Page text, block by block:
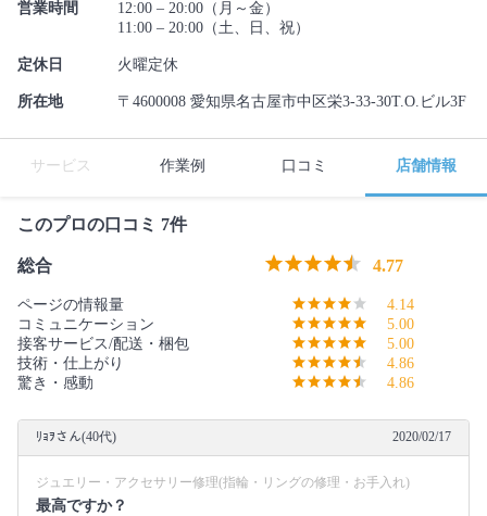
営業時間
12:00 – 20:00（月～金）
11:00 – 20:00（土、日、祝）
定休日 火曜定休
所在地 〒4600008 愛知県名古屋市中区栄3-33-30T.O.ビル3F
サービス 作業例 口コミ 店舗情報
このプロの口コミ 7件
総合 4.77
ページの情報量
4.14
コミュニケーション
5.00
接客サービス/配送・梱包
5.00
技術・仕上がり
4.86
驚き・感動
4.86
ﾘｮｦさん(40代) 2020/02/17
ジュエリー・アクセサリー修理(指輪・リングの修理・お手入れ)
最高ですか？